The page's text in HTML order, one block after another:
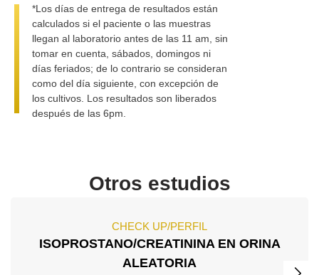
*Los días de entrega de resultados están
calculados si el paciente o las muestras
llegan al laboratorio antes de las 11 am, sin
tomar en cuenta, sábados, domingos ni
días feriados; de lo contrario se consideran
como del día siguiente, con excepción de
los cultivos. Los resultados son liberados
después de las 6pm.
Otros estudios
CHECK UP/PERFIL
ISOPROSTANO/CREATININA EN ORINA
ALEATORIA